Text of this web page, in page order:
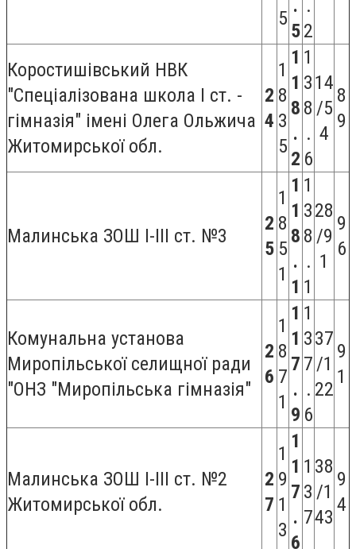
5
.
5
.
2
Коростишівський НВК
"Спеціалізована школа І ст. -
гімназія" імені Олега Ольжича
Житомирської обл.
2
4
1
8
3
5
1
1
8
.
2
1
3
8
.
6
14
/5
4
8
9
Малинська ЗОШ I-III ст. №3
2
5
1
8
5
1
1
1
8
.
1
1
3
8
.
1
28
/9
1
9
6
Комунальна установа
Миропільської селищної ради
"ОНЗ "Миропільська гімназія"
2
6
1
8
7
1
1
1
7
.
9
1
3
7
.
6
37
/1
22
9
1
Малинська ЗОШ I-III ст. №2
Житомирської обл.
2
7
1
9
1
3
1
1
7
.
6
1
3
7
38
/1
43
9
4